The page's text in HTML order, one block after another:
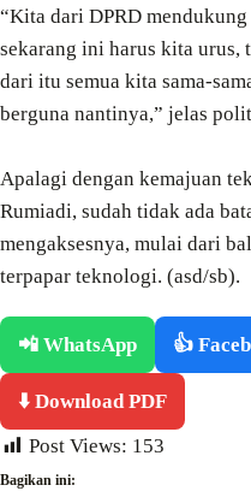
“Kita dari DPRD
sekarang ini harus kita
dari itu semua kita sama-
berguna nantinya,” jelas
Apalagi dengan kemajuan
Rumiadi, sudah tidak ada
mengaksesnya, mulai dari
terpapar teknologi. (asd/sb).
📲 WhatsApp 👍
⬇️ Download PDF
Post Views: 153
Bagikan ini: